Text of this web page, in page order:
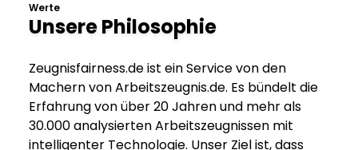
Werte
Unsere Philosophie
Zeugnisfairness.de ist ein Service von den
Machern von Arbeitszeugnis.de. Es bündelt die
Erfahrung von über 20 Jahren und mehr als
30.000 analysierten Arbeitszeugnissen mit
intelligenter Technologie. Unser Ziel ist, dass